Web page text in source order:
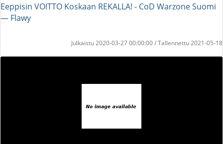
Eeppisin VOITTO Koskaan REKALLA! - CoD Warzone Suomi
― Flawy
Julkaistu 2020-03-27 00:00:00 / Tallennettu 2021-05-18